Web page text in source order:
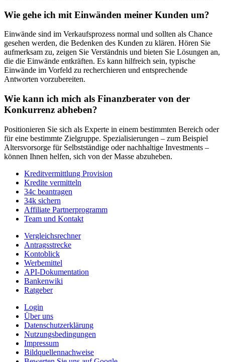
Wie gehe ich mit Einwänden meiner Kunden um?
Einwände sind im Verkaufsprozess normal und sollten als Chance
gesehen werden, die Bedenken des Kunden zu klären. Hören Sie
aufmerksam zu, zeigen Sie Verständnis und bieten Sie Lösungen an,
die die Einwände entkräften. Es kann hilfreich sein, typische
Einwände im Vorfeld zu recherchieren und entsprechende
Antworten vorzubereiten.
Wie kann ich mich als Finanzberater von der
Konkurrenz abheben?
Positionieren Sie sich als Experte in einem bestimmten Bereich oder
für eine bestimmte Zielgruppe. Spezialisierungen – zum Beispiel
Altersvorsorge für Selbstständige oder nachhaltige Investments –
können Ihnen helfen, sich von der Masse abzuheben.
Kreditvermittlung Provision
Kredite vermitteln
34c beantragen
34k sichern
Affiliate Partnerprogramm
Team und Kontakt
Vergleichsrechner
Antragsstrecke
Kontoblick
Werbemittel
API-Dokumentation
Bankenwiki
Ratgeber
Login
Über uns
Datenschutzerklärung
Nutzungsbedingungen
Impressum
Bildquellennachweise